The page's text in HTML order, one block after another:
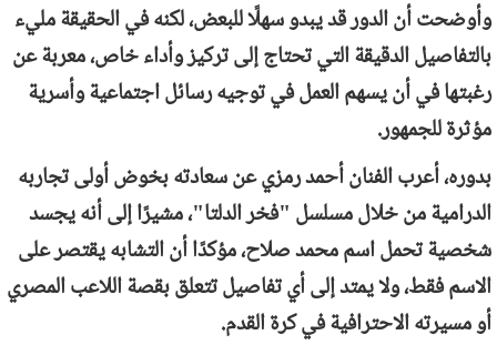
وأوضحت أن الدور قد يبدو سهلًا للبعض، لكنه في الحقيقة مليء
بالتفاصيل الدقيقة التي تحتاج إلى تركيز وأداء خاص، معربة عن
رغبتها في أن يسهم العمل في توجيه رسائل اجتماعية وأسرية
مؤثرة للجمهور.
بدوره، أعرب الفنان أحمد رمزي عن سعادته بخوض أولى تجاربه
الدرامية من خلال مسلسل "فخر الدلتا"، مشيرًا إلى أنه يجسد
شخصية تحمل اسم محمد صلاح، مؤكدًا أن التشابه يقتصر على
الاسم فقط، ولا يمتد إلى أي تفاصيل تتعلق بقصة اللاعب المصري
أو مسيرته الاحترافية في كرة القدم.